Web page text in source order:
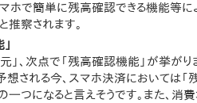
ホで簡単に残高確認できる機能等に
推察されます。
」、次点で「残高確認機能」が挙が
される今、スマホ決済においては「
つになると言えそうです。また、消